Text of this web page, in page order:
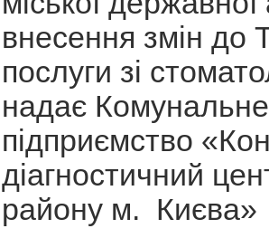
внесення змін до
послуги зі
надає
підприємство
діагностичний
району м. Києва»